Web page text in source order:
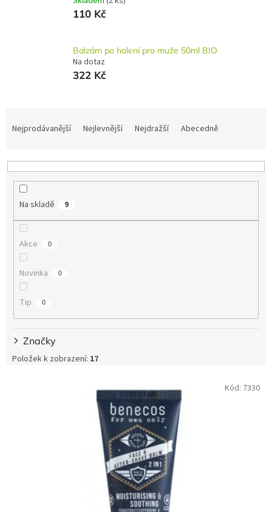
110 Kč
Balzám po holení pro muže 50ml BIO
Na dotaz
322 Kč
a
n
Nejprodávanější Nejlevnější Nejdražší Abecedně
Na skladě 9
Akce 0
Novinka 0
Tip 0
Značky
Položek k zobrazení: 17
Kód: 7330